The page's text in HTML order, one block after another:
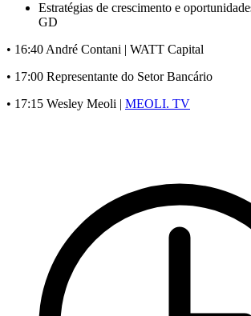
Estratégias de crescimento e
GD
• 16:40 André Contani | WATT Capital
• 17:00 Representante do Setor Bancário
• 17:15 Wesley Meoli | MEOLI. TV